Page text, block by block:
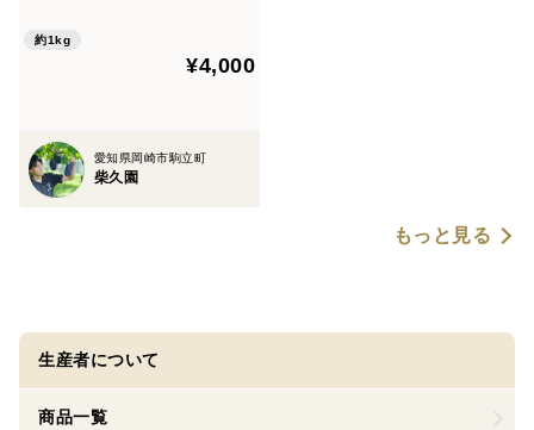
約1kg
¥4,000
愛知県岡崎市駒立町
柴久園
もっと見る
生産者について
商品一覧